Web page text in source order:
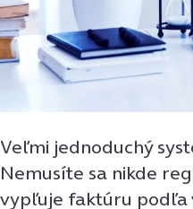
Veľmi jednoduchý
Nemusíte sa nikde
vypľuje faktúru podľa